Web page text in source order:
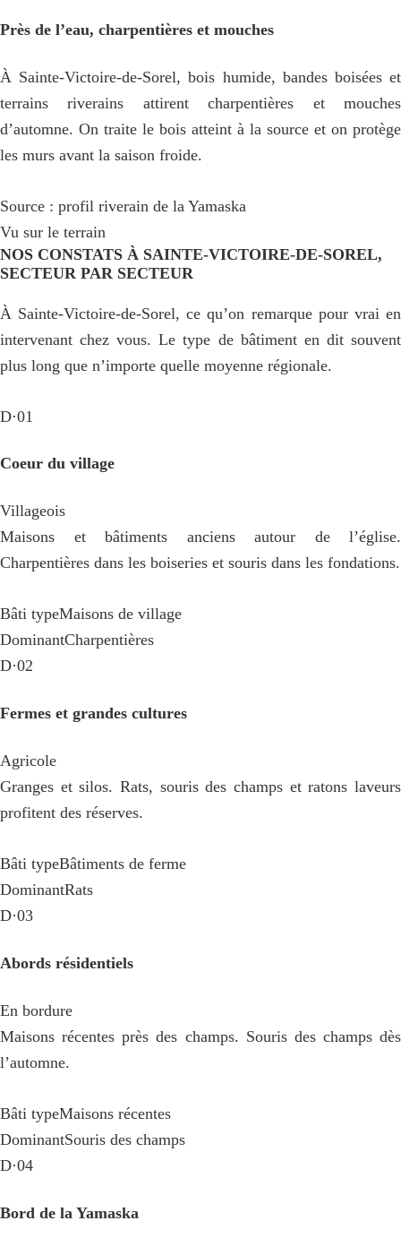
Près de l’eau, charpentières et mouches
À Sainte-Victoire-de-Sorel, bois humide, bandes boisées et
terrains riverains attirent charpentières et mouches
d’automne. On traite le bois atteint à la source et on protège
les murs avant la saison froide.
Source : profil riverain de la Yamaska
Vu sur le terrain
NOS CONSTATS À SAINTE-VICTOIRE-DE-SOREL,
SECTEUR PAR SECTEUR
À Sainte-Victoire-de-Sorel, ce qu’on remarque pour vrai en
intervenant chez vous. Le type de bâtiment en dit souvent
plus long que n’importe quelle moyenne régionale.
D·01
Coeur du village
Villageois
Maisons et bâtiments anciens autour de l’église.
Charpentières dans les boiseries et souris dans les fondations.
Bâti typeMaisons de village
DominantCharpentières
D·02
Fermes et grandes cultures
Agricole
Granges et silos. Rats, souris des champs et ratons laveurs
profitent des réserves.
Bâti typeBâtiments de ferme
DominantRats
D·03
Abords résidentiels
En bordure
Maisons récentes près des champs. Souris des champs dès
l’automne.
Bâti typeMaisons récentes
DominantSouris des champs
D·04
Bord de la Yamaska